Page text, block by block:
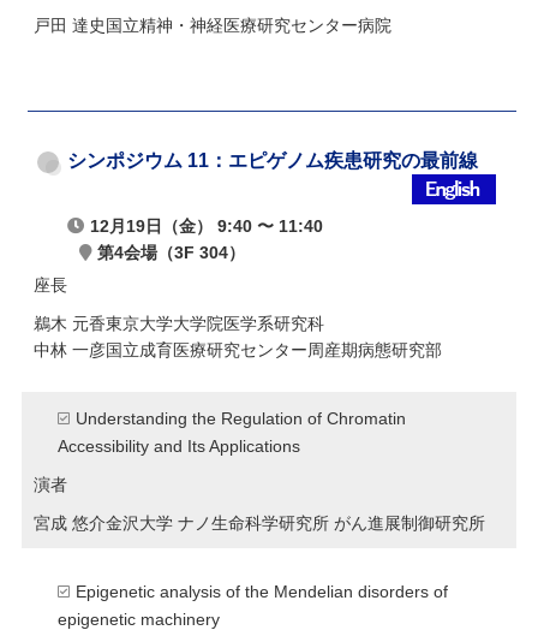
戸田 達史 国立精神・神経医療研究センター病院
シンポジウム 11：エピゲノム疾患研究の最前線
12月19日（金） 9:40 〜 11:40
第4会場（3F 304）
座長
鵜木 元香東京大学大学院医学系研究科
中林 一彦国立成育医療研究センター周産期病態研究部
Understanding the Regulation of Chromatin
Accessibility and Its Applications
演者
宮成 悠介金沢大学 ナノ生命科学研究所 がん進展制御研究所
Epigenetic analysis of the Mendelian disorders of
epigenetic machinery